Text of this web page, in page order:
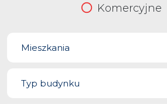
Komercyjne